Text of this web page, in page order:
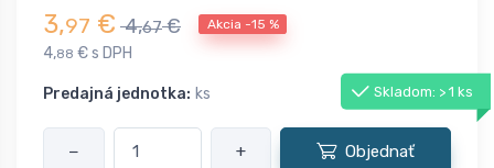
3,97 € 4,67€ Akcia -15 %
4,88 € s DPH
Predajná jednotka: ks Skladom: > 1 ks
− + Objednať